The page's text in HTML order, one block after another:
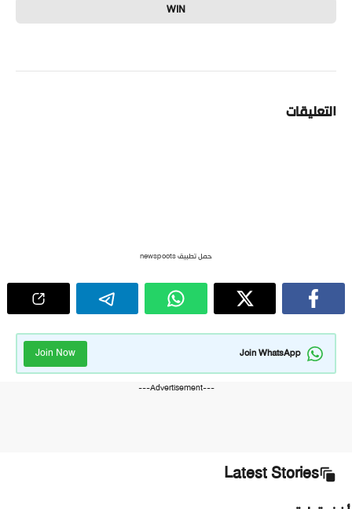
WIN
التعليقات
حمل تطبيق newspoots
Join WhatsApp
Join Now
---Advertisement---
Latest Stories